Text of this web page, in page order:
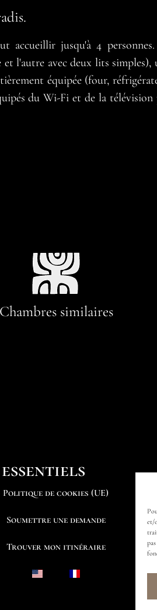
et/
accueillir jusqu'à 4
l'autre avec deux lits simples),
équipée (four,
du Wi-Fi et de la télévision
Chambres similaires
Politique de cookies (UE)
Soumettre une demande
Trouver mon itinéraire